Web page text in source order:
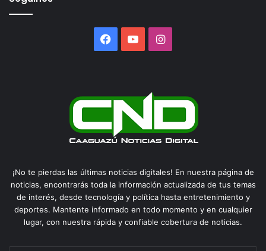
Facebook
YouTubeInstagram
¡No te pierdas las últimas noticias digitales! En nuestra página de
noticias, encontrarás toda la información actualizada de tus temas
de interés, desde tecnología y política hasta entretenimiento y
deportes. Mantente informado en todo momento y en cualquier
lugar, con nuestra rápida y confiable cobertura de noticias.